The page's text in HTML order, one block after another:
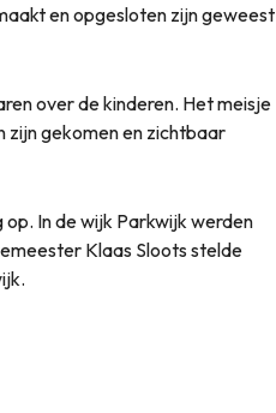
en opgesloten zijn geweest
over de kinderen. Het meisje
zijn gekomen en zichtbaar
In de wijk Parkwijk werden
Klaas Sloots stelde